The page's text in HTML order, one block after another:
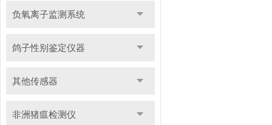
负氧离子监测系统
鸽子性别鉴定仪器
其他传感器
非洲猪瘟检测仪